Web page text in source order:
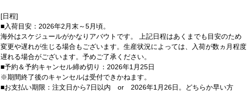
[日程]
■入荷目安：2026年2月末～5月頃。
海外はスケジュールがかなりアバウトです。 上記日程はあくまでも目安のため
変更や遅れが生じる場合もございます。生産状況によっては、入荷が数ヵ月程度
遅れる場合がございます。予めご了承ください。
■予約＆予約キャンセル締め切り：2026年1月25日
※期間終了後のキャンセルは受付できかねます。
■お支払い期限：注文日から7日以内 or 2026年1月26日。どちらか早い方